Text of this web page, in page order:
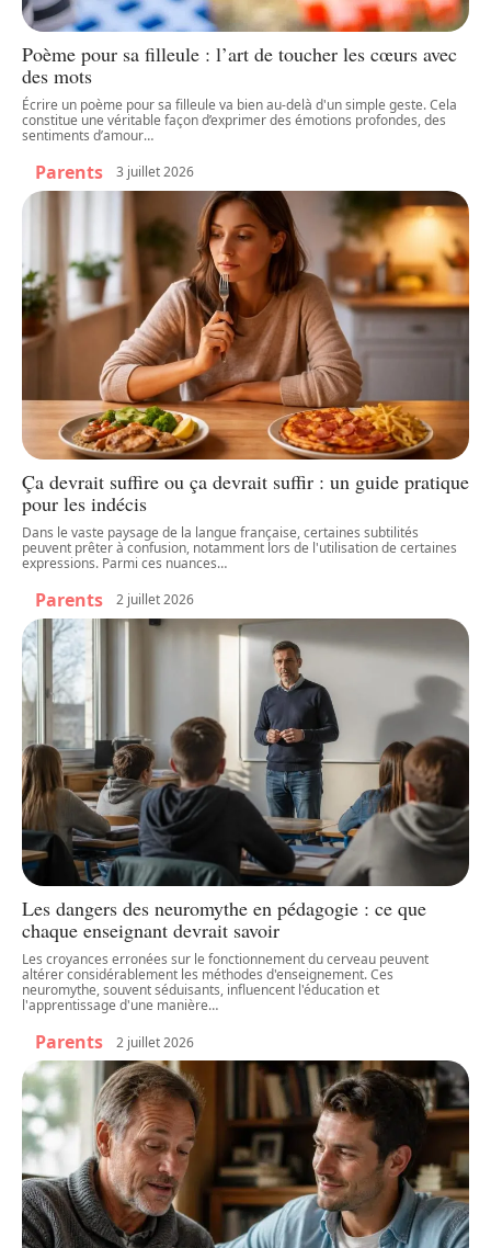
Poème pour sa filleule : l’art de toucher les cœurs avec
des mots
Écrire un poème pour sa filleule va bien au-delà d'un simple geste. Cela
constitue une véritable façon d’exprimer des émotions profondes, des
sentiments d’amour…
Parents 3 juillet 2026
Ça devrait suffire ou ça devrait suffir : un guide pratique
pour les indécis
Dans le vaste paysage de la langue française, certaines subtilités
peuvent prêter à confusion, notamment lors de l'utilisation de certaines
expressions. Parmi ces nuances…
Parents 2 juillet 2026
Les dangers des neuromythe en pédagogie : ce que
chaque enseignant devrait savoir
Les croyances erronées sur le fonctionnement du cerveau peuvent
altérer considérablement les méthodes d'enseignement. Ces
neuromythe, souvent séduisants, influencent l'éducation et
l'apprentissage d'une manière…
Parents 2 juillet 2026